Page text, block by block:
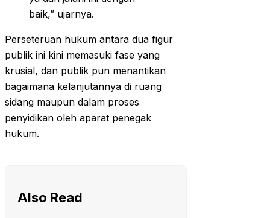
baik,” ujarnya.
Perseteruan hukum antara dua figur
publik ini kini memasuki fase yang
krusial, dan publik pun menantikan
bagaimana kelanjutannya di ruang
sidang maupun dalam proses
penyidikan oleh aparat penegak
hukum.
Also Read